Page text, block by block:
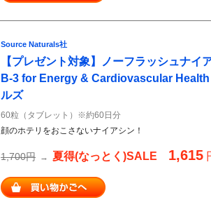
Source Naturals社
【プレゼント対象】ノーフラッシュナ
B-3 for Energy & Cardiovascular
ルズ
60粒（タブレット）※約60日分
顔のホテリをおこさないナイアシン！
1,700円 → 夏得(なっとく)SALE 1,615